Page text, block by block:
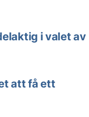
i valet av
att få ett